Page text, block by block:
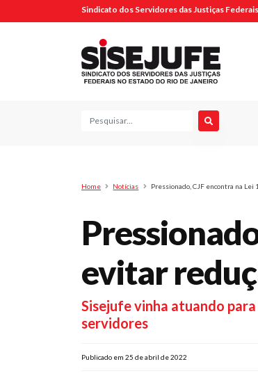
Sindicato dos Servidores das Justiças
Pesquisa
Home Notícias Pressionado, CJF encontra na
evitar
Sisejufe vinha atuando
servidores
Publicado em 25 de abril de 2022